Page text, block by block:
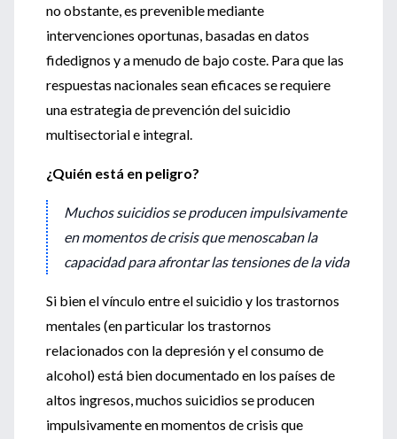
no obstante, es prevenible mediante
intervenciones oportunas, basadas en datos
fidedignos y a menudo de bajo coste. Para que las
respuestas nacionales sean eficaces se requiere
una estrategia de prevención del suicidio
multisectorial e integral.
¿Quién está en peligro?
Muchos suicidios se producen impulsivamente
en momentos de crisis que menoscaban la
capacidad para afrontar las tensiones de la vida
Si bien el vínculo entre el suicidio y los trastornos
mentales (en particular los trastornos
relacionados con la depresión y el consumo de
alcohol) está bien documentado en los países de
altos ingresos, muchos suicidios se producen
impulsivamente en momentos de crisis que